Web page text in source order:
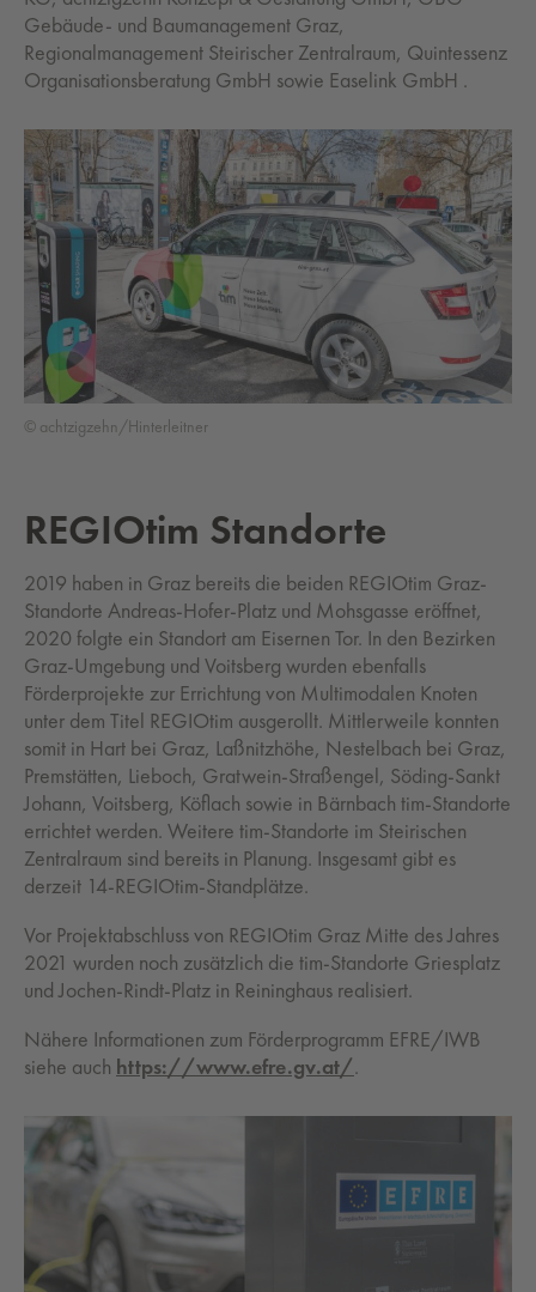
Gebäude- und Baumanagement Graz,
Regionalmanagement Steirischer Zentralraum, Quintessenz
Organisationsberatung GmbH sowie Easelink GmbH .
© achtzigzehn/Hinterleitner
REGIOtim Standorte
2019 haben in Graz bereits die beiden REGIOtim Graz-
Standorte Andreas-Hofer-Platz und Mohsgasse eröffnet,
2020 folgte ein Standort am Eisernen Tor. In den Bezirken
Graz-Umgebung und Voitsberg wurden ebenfalls
Förderprojekte zur Errichtung von Multimodalen Knoten
unter dem Titel REGIOtim ausgerollt. Mittlerweile konnten
somit in Hart bei Graz, Laßnitzhöhe, Nestelbach bei Graz,
Premstätten, Lieboch, Gratwein-Straßengel, Söding-Sankt
Johann, Voitsberg, Köflach sowie in Bärnbach tim-Standorte
errichtet werden. Weitere tim-Standorte im Steirischen
Zentralraum sind bereits in Planung. Insgesamt gibt es
derzeit 14-REGIOtim-Standplätze.
Vor Projektabschluss von REGIOtim Graz Mitte des Jahres
2021 wurden noch zusätzlich die tim-Standorte Griesplatz
und Jochen-Rindt-Platz in Reininghaus realisiert.
Nähere Informationen zum Förderprogramm EFRE/IWB
siehe auch https://www.efre.gv.at/.